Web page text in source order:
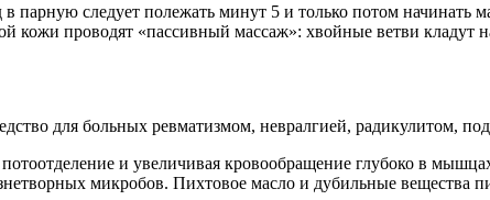
следует полежать минут 5 и только потом начинать
кожи проводят «пассивный массаж»: хвойные ветви кладут
для больных ревматизмом, невралгией, радикулитом,
и увеличивая кровообращение глубоко в
микробов. Пихтовое масло и дубильные вещества